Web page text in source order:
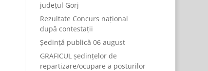
județul Gorj
Rezultate Concurs național
după contestații
Ședință publică 06 august
GRAFICUL ședințelor de
repartizare/ocupare a posturilor